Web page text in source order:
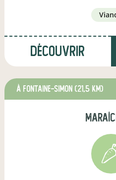
Découvrir
à Fontaine-Simon (21,5 km)